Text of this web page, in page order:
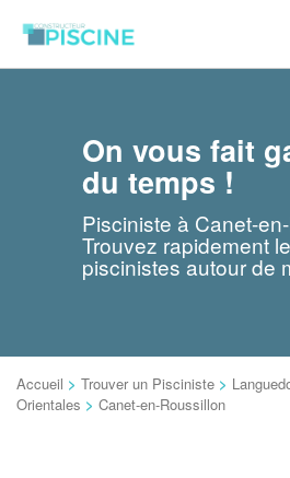
On vous fait
du temps !
Pisciniste à Canet-
Trouvez rapidement
piscinistes autour de
Accueil > Trouver un Pisciniste >
Orientales > Canet-en-Roussillon